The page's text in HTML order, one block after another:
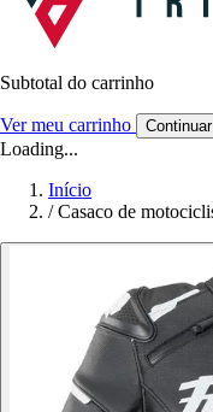
Subtotal do carrinho
Ver meu carrinho
Loading...
Início
/ Casaco de